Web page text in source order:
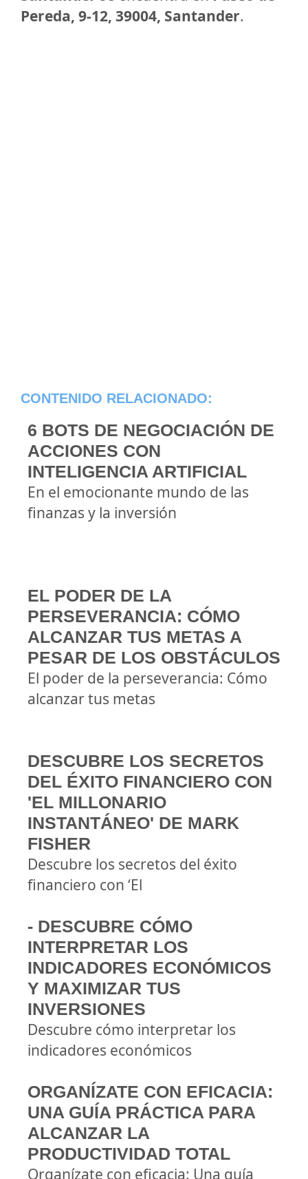
Pereda, 9-12, 39004, Santander.
CONTENIDO RELACIONADO:
6 BOTS DE NEGOCIACIÓN DE
ACCIONES CON
INTELIGENCIA ARTIFICIAL
En el emocionante mundo de las
finanzas y la inversión
EL PODER DE LA
PERSEVERANCIA: CÓMO
ALCANZAR TUS METAS A
PESAR DE LOS OBSTÁCULOS
El poder de la perseverancia: Cómo
alcanzar tus metas
DESCUBRE LOS SECRETOS
DEL ÉXITO FINANCIERO CON
'EL MILLONARIO
INSTANTÁNEO' DE MARK
FISHER
Descubre los secretos del éxito
financiero con ‘El
- DESCUBRE CÓMO
INTERPRETAR LOS
INDICADORES ECONÓMICOS
Y MAXIMIZAR TUS
INVERSIONES
Descubre cómo interpretar los
indicadores económicos
ORGANÍZATE CON EFICACIA:
UNA GUÍA PRÁCTICA PARA
ALCANZAR LA
PRODUCTIVIDAD TOTAL
Organízate con eficacia: Una guía